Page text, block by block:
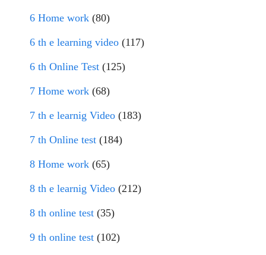
6 Home work (80)
6 th e learning video (117)
6 th Online Test (125)
7 Home work (68)
7 th e learnig Video (183)
7 th Online test (184)
8 Home work (65)
8 th e learnig Video (212)
8 th online test (35)
9 th online test (102)